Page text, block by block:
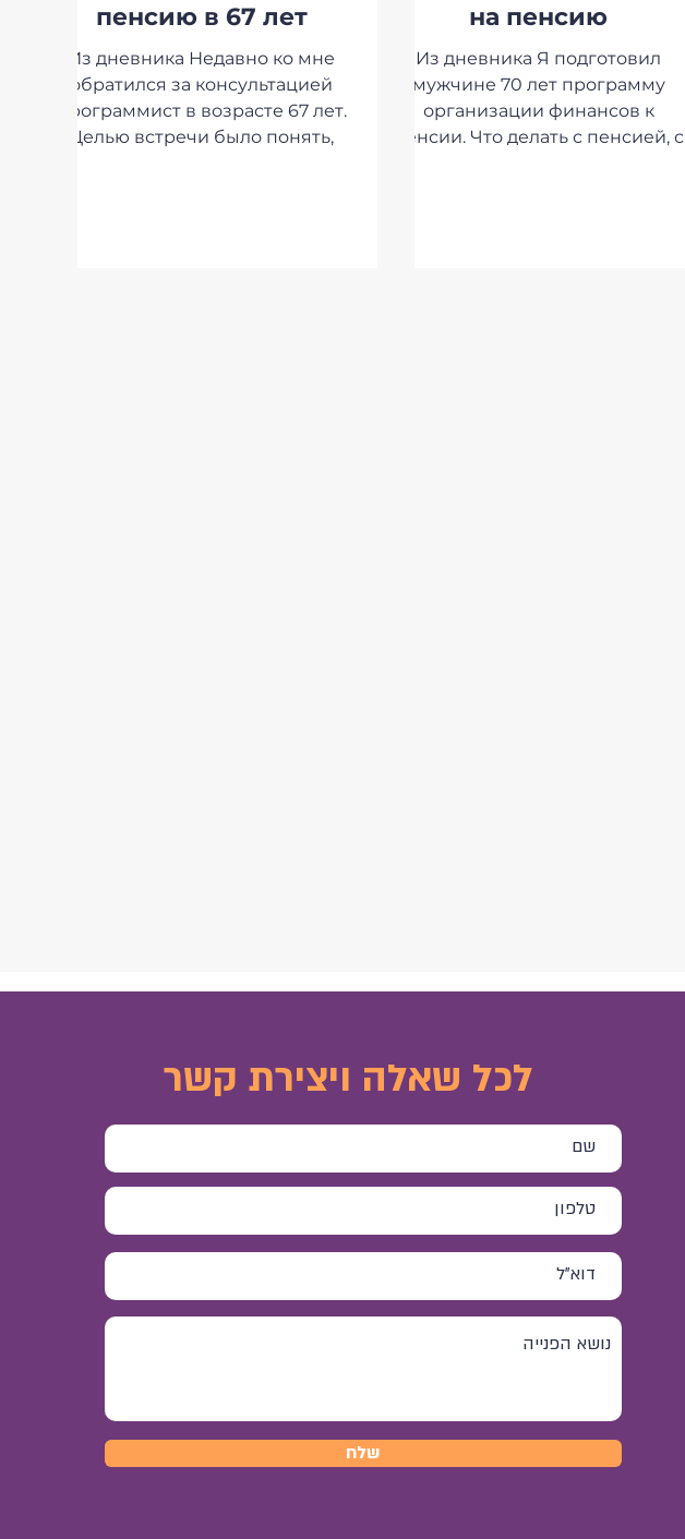
на пенсию
Из дневника Я подготовил
мужчине 70 лет программу
организации финансов к
пенсии. Что делать с пенсией, с
пенсию в 67 лет
Из дневника Недавно ко мне
обратился за консультацией
программист в возрасте 67 лет.
Целью встречи было понять,
לכל שאלה ויצירת קשר
שלח